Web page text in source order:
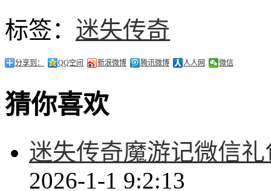
标签： 迷失传奇
分享到： QQ空间 新浪微博 腾讯微博 人人网 微信
猜你喜欢
迷失传奇魔游记微信
2026-1-1 9:2:13